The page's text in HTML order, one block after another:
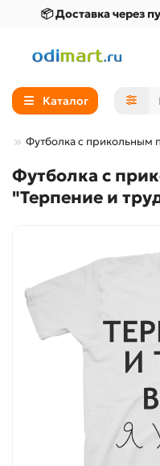
📦 Доставка через
Каталог
Футболка с прикольным
Футболка с
"Терпение и